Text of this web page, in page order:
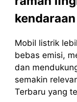
Mobil listrik
bebas emisi,
dan
semakin
Terbaru yang